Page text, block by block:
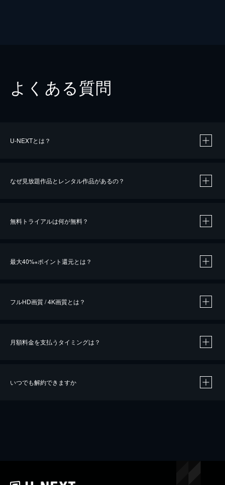
よくある質問
U-NEXTとは？
なぜ見放題作品とレンタル作品があるの？
無料トライアルは何が無料？
最大40%※ポイント還元とは？
※40％ポイント還元の対象は、クレジットカード決済による作品の購入 / レンタルです。
iOSアプリのUコイン決済による作品の購入 / レンタルは、20％のポイント還元です。
フルHD画質 / 4K画質とは？
月額料金を支払うタイミングは？
いつでも解約できますか